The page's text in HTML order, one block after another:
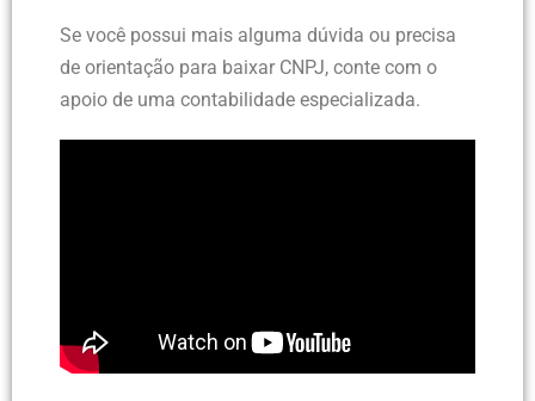
Se você possui mais alguma dúvida ou precisa
de orientação para baixar CNPJ, conte com o
apoio de uma contabilidade especializada.